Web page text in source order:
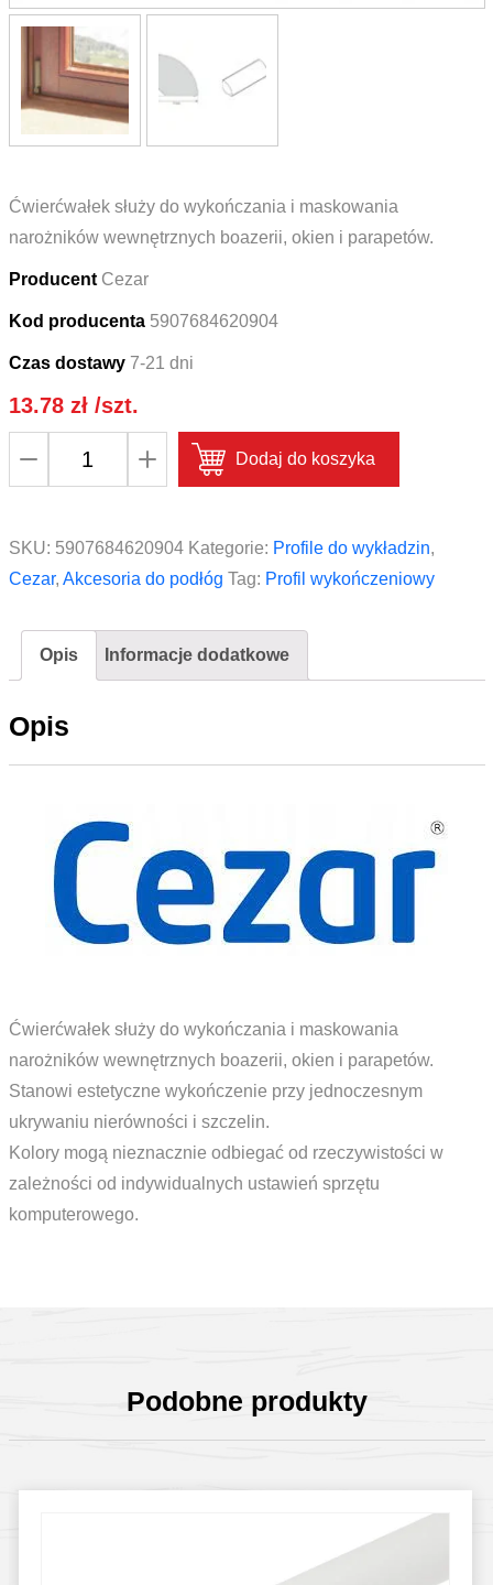
Ćwierćwałek służy do wykończania i maskowania
narożników wewnętrznych boazerii, okien i parapetów.
Producent Cezar
Kod producenta 5907684620904
Czas dostawy 7-21 dni
13.78 zł/szt.
ćwierćwałek
PVC
18x18mm
2,5m
Dodaj do koszyka
SKU: 5907684620904 Kategorie: Profile do wykładzin,
Cezar, Akcesoria do podłóg Tag: Profil wykończeniowy
Opis Informacje dodatkowe
Opis
Ćwierćwałek służy do wykończania i maskowania
narożników wewnętrznych boazerii, okien i parapetów.
Stanowi estetyczne wykończenie przy jednoczesnym
ukrywaniu nierówności i szczelin.
Kolory mogą nieznacznie odbiegać od rzeczywistości w
zależności od indywidualnych ustawień sprzętu
komputerowego.
Podobne produkty